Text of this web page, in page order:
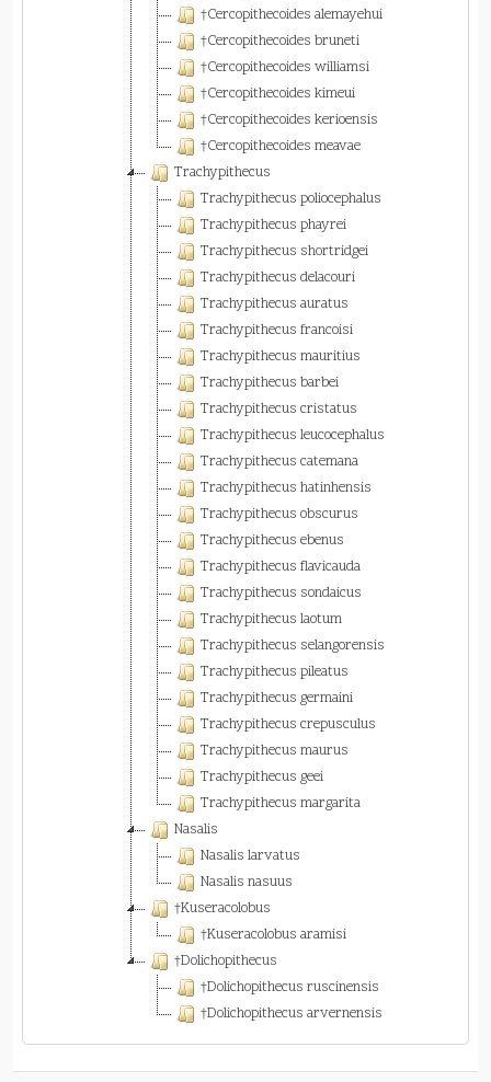
†Cercopithecoides alemayehui
†Cercopithecoides bruneti
†Cercopithecoides williamsi
†Cercopithecoides kimeui
†Cercopithecoides kerioensis
†Cercopithecoides meavae
Trachypithecus
Trachypithecus poliocephalus
Trachypithecus phayrei
Trachypithecus shortridgei
Trachypithecus delacouri
Trachypithecus auratus
Trachypithecus francoisi
Trachypithecus mauritius
Trachypithecus barbei
Trachypithecus cristatus
Trachypithecus leucocephalus
Trachypithecus catemana
Trachypithecus hatinhensis
Trachypithecus obscurus
Trachypithecus ebenus
Trachypithecus flavicauda
Trachypithecus sondaicus
Trachypithecus laotum
Trachypithecus selangorensis
Trachypithecus pileatus
Trachypithecus germaini
Trachypithecus crepusculus
Trachypithecus maurus
Trachypithecus geei
Trachypithecus margarita
Nasalis
Nasalis larvatus
Nasalis nasuus
†Kuseracolobus
†Kuseracolobus aramisi
†Dolichopithecus
†Dolichopithecus ruscinensis
†Dolichopithecus arvernensis